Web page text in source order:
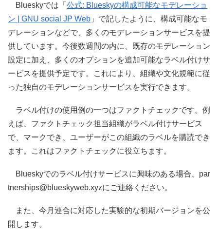
Blueskyでは「 公式: Blueskyの構成可能なモデレーショ
ン | GNU social JP Web 」で記したように、構成可能なモ
デレーションなどで、多くのモデレーションサービスを提
供しています。今後数週間の内に、既存のモデレーション
設定に加え、多くのオプションを追加可能なラベル付けサ
ービスを提供予定です。これにより、組織や文化規範に従
った独自のモデレーションサービスを実行できます。
ラベル付けの使用例の一つはファクトチェックです。例
えば、ファクトチェック担当組織がラベル付けサービス
で、マークでき、ユーザーがこの組織のラベルを購読でき
ます。これはファクトチェックに役立ちます。
Blueskyでのラベル付けサービスに興味のある場合、par
tnerships@blueskyweb.xyzにご連絡ください。
また、今月連合に対応した実験的な初期バージョンを公
開します。